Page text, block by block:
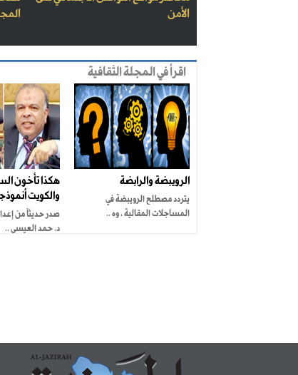
الأمن
اقرأ في المجلة الثقافية
الرويبضة والرابضة
يتردد مصطلح الرويبضة في
المساجلات المقالية ، وه ..
هكذا تأخون
والكويت
صدر حديثاً من
د. حمد العيسى ..